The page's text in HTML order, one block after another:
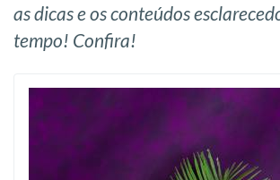
as dicas e os conteúdos
tempo! Confira!